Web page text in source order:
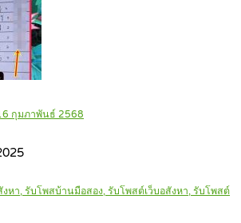
กุมภาพันธ์ 2568
งหา, รับโพสบ้านมือสอง, รับโพสต์เว็บอสังหา, รับโพสต์